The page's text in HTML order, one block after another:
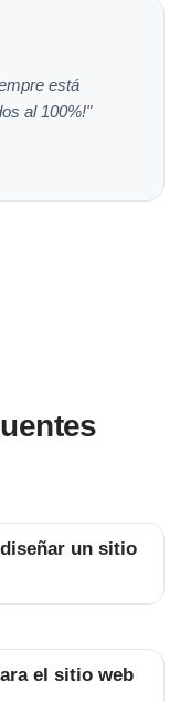
está
al 100%!"
un sitio
el sitio web